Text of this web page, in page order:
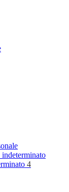
indeterminato
4